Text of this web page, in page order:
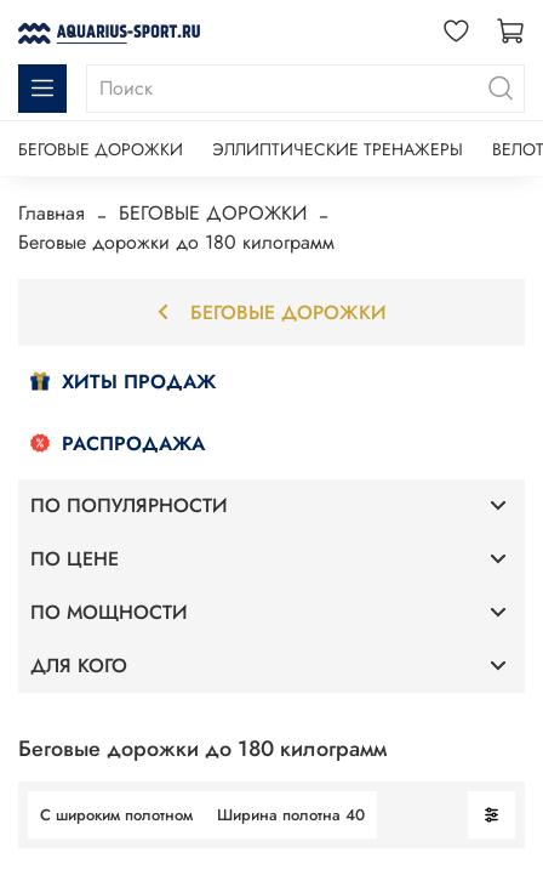
БЕГОВЫЕ ДОРОЖКИ ЭЛЛИПТИЧЕСКИЕ ТРЕНАЖЕРЫ
Главная
БЕГОВЫЕ ДОРОЖКИ
Беговые дорожки до 180 килограмм
Беговые дорожки до 180 килограмм
С широким полотном Ширина полотна 40
БЕГОВЫЕ ДОРОЖКИ
ХИТЫ ПРОДАЖ
РАСПРОДАЖА
ПО ПОПУЛЯРНОСТИ
Премиум
Тонкие
Для дома
Без поручней
ПО ЦЕНЕ
До 40 000
До 75 000
ПО МОЩНОСТИ
Мощность 2 л.с.
ДЛЯ КОГО